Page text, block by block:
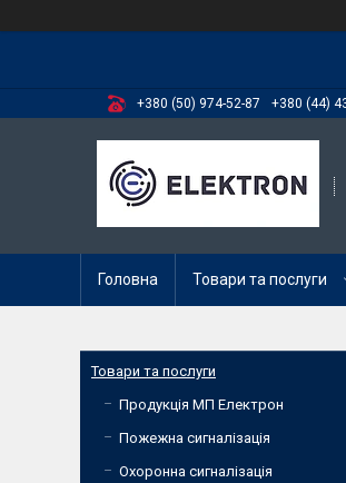
+380 (50) 974-52-87 +380 (44)
Головна Товари та послуги
Товари та послуги
Продукція МП Електрон
Пожежна сигналізація
Охоронна сигналізація